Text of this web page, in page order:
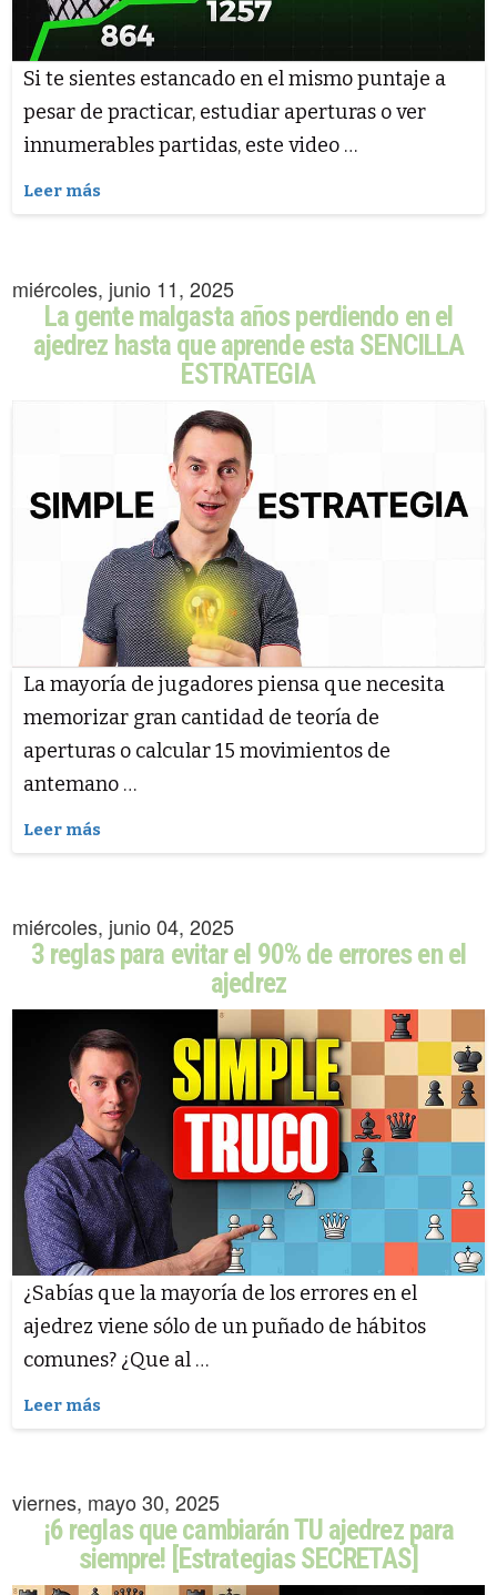
Si te sientes estancado en el mismo puntaje a
pesar de practicar, estudiar aperturas o ver
innumerables partidas, este video …
Leer más
miércoles, junio 11, 2025
La gente malgasta años perdiendo en el
ajedrez hasta que aprende esta SENCILLA
ESTRATEGIA
La mayoría de jugadores piensa que necesita
memorizar gran cantidad de teoría de
aperturas o calcular 15 movimientos de
antemano …
Leer más
miércoles, junio 04, 2025
3 reglas para evitar el 90% de errores en el
ajedrez
¿Sabías que la mayoría de los errores en el
ajedrez viene sólo de un puñado de hábitos
comunes? ¿Que al …
Leer más
viernes, mayo 30, 2025
¡6 reglas que cambiarán TU ajedrez para
siempre! [Estrategias SECRETAS]